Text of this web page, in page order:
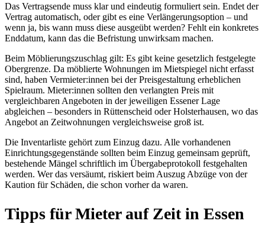
Das Vertragsende muss klar und eindeutig formuliert sein. Endet der
Vertrag automatisch, oder gibt es eine Verlängerungsoption – und
wenn ja, bis wann muss diese ausgeübt werden? Fehlt ein konkretes
Enddatum, kann das die Befristung unwirksam machen.
Beim Möblierungszuschlag gilt: Es gibt keine gesetzlich festgelegte
Obergrenze. Da möblierte Wohnungen im Mietspiegel nicht erfasst
sind, haben Vermieter:innen bei der Preisgestaltung erheblichen
Spielraum. Mieter:innen sollten den verlangten Preis mit
vergleichbaren Angeboten in der jeweiligen Essener Lage
abgleichen – besonders in Rüttenscheid oder Holsterhausen, wo das
Angebot an Zeitwohnungen vergleichsweise groß ist.
Die Inventarliste gehört zum Einzug dazu. Alle vorhandenen
Einrichtungsgegenstände sollten beim Einzug gemeinsam geprüft,
bestehende Mängel schriftlich im Übergabeprotokoll festgehalten
werden. Wer das versäumt, riskiert beim Auszug Abzüge von der
Kaution für Schäden, die schon vorher da waren.
Tipps für Mieter auf Zeit in Essen